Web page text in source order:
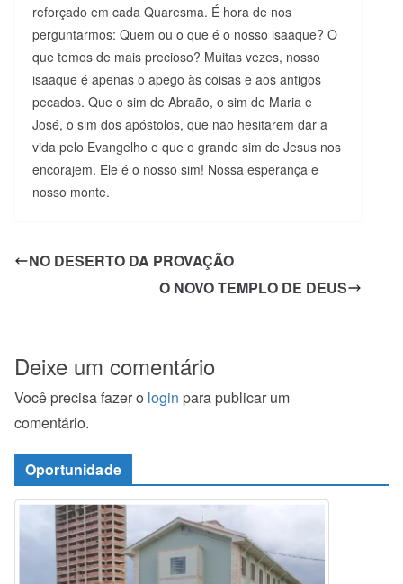
reforçado em cada Quaresma. É hora de nos
perguntarmos: Quem ou o que é o nosso isaaque? O
que temos de mais precioso? Muitas vezes, nosso
isaaque é apenas o apego às coisas e aos antigos
pecados. Que o sim de Abraão, o sim de Maria e
José, o sim dos apóstolos, que não hesitarem dar a
vida pelo Evangelho e que o grande sim de Jesus nos
encorajem. Ele é o nosso sim! Nossa esperança e
nosso monte.
NO DESERTO DA PROVAÇÃO
O NOVO TEMPLO DE DEUS
Deixe um comentário
Você precisa fazer o login para publicar um
comentário.
Oportunidade